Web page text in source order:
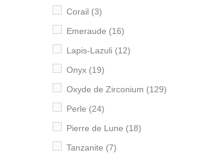
Corail (3)
Emeraude (16)
Lapis-Lazuli (12)
Onyx (19)
Oxyde de Zirconium (129)
Perle (24)
Pierre de Lune (18)
Tanzanite (7)